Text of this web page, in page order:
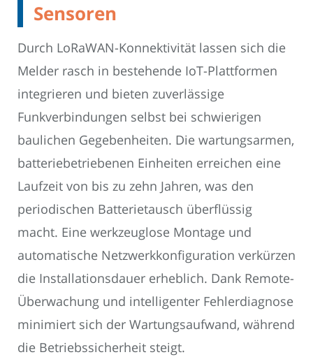
Sensoren
Durch LoRaWAN-Konnektivität lassen sich die
Melder rasch in bestehende IoT-Plattformen
integrieren und bieten zuverlässige
Funkverbindungen selbst bei schwierigen
baulichen Gegebenheiten. Die wartungsarmen,
batteriebetriebenen Einheiten erreichen eine
Laufzeit von bis zu zehn Jahren, was den
periodischen Batterietausch überflüssig
macht. Eine werkzeuglose Montage und
automatische Netzwerkkonfiguration verkürzen
die Installationsdauer erheblich. Dank Remote-
Überwachung und intelligenter Fehlerdiagnose
minimiert sich der Wartungsaufwand, während
die Betriebssicherheit steigt.